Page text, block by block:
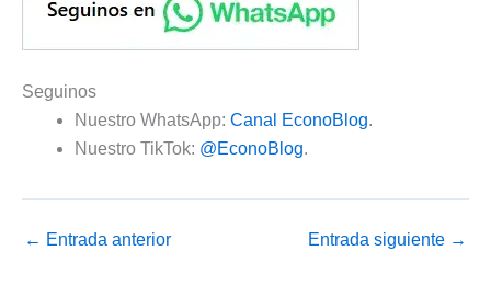
Seguinos
Nuestro WhatsApp: Canal EconoBlog.
Nuestro TikTok: @EconoBlog.
← Entrada anterior Entrada siguiente →